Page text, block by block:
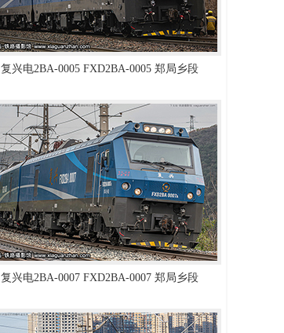
复兴电2BA-0005 FXD2BA-0005 郑局乡段
复兴电2BA-0007 FXD2BA-0007 郑局乡段